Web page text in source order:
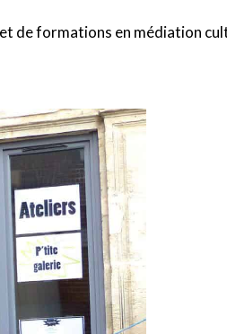
de formations en médiation